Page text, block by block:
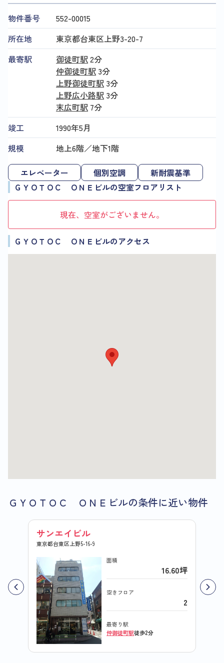
物件番号
552​-​00015
所在地
東京都台東区上野3-20-7
最寄駅
御徒町駅2分
仲御徒町駅 3分
上野御徒町駅 3分
上野広小路駅 3分
末広町駅 7分
竣工
1990年5月
規模
地上6階／地下1階
エレベーター 個別空調
新耐震基準
ＧＹＯＴＯＣ ＯＮＥビルの空室フロアリスト
現在、空室がございません。
ＧＹＯＴＯＣ ＯＮＥビルのアクセス
ＧＹＯＴＯＣ ＯＮＥビルの条件に近い物件
サンエイビル
東京都台東区上野5-16-9
面積
16.60坪
空きフロア
2
最寄り駅
仲御徒町駅徒歩2分